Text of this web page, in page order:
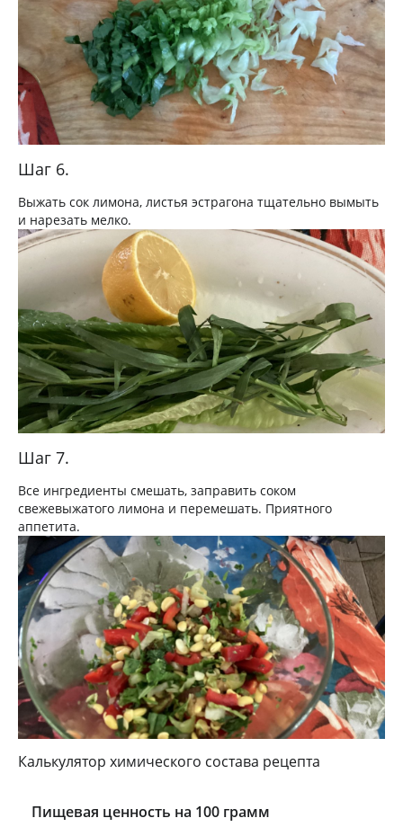
Шаг 6.
Выжать сок лимона, листья эстрагона тщательно вымыть
и нарезать мелко.
Шаг 7.
Все ингредиенты смешать, заправить соком
свежевыжатого лимона и перемешать. Приятного
аппетита.
Калькулятор химического состава рецепта
Пищевая ценность на 100 грамм